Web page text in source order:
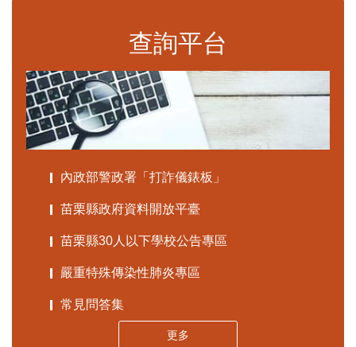
查詢平台
內政部警政署「打詐儀錶板」
苗栗縣政府資料開放平臺
苗栗縣30人以下學校公告專區
嚴重特殊傳染性肺炎專區
常見問答集
更多